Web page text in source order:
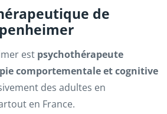
de
est psychothérapeute
comportementale et cognitive
des adultes en
en France.